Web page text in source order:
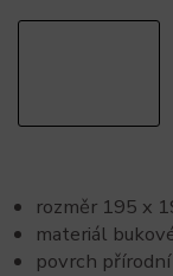
rozměr 195 x
materiál
povrch